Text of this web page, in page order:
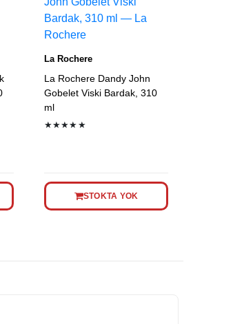
La Rochere
La Rochere Dandy John
Gobelet Viski Bardak, 310
ml
★★★★★
STOKTA YOK